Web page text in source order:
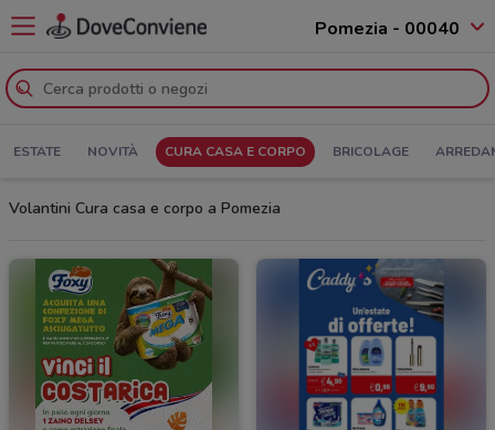
Pomezia - 00040
ESTATE NOVITÀ CURA CASA E CORPO BRICOLAGE
Volantini Cura casa e corpo a Pomezia